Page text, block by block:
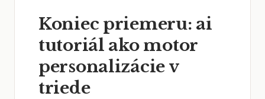
Koniec priemeru: ai
tutoriál ako motor
personalizácie v
triede